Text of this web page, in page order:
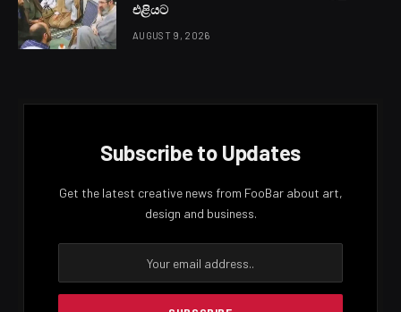
වැඩසටහනක්
LANKA24X7
RELATEDPOSTS